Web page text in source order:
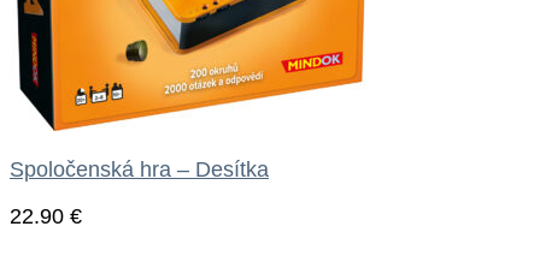
Spoločenská hra – Desítka
22.90 €